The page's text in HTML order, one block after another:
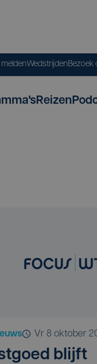
WedstrijdenBezoek
Reizen
vr 8 oktober
blijft